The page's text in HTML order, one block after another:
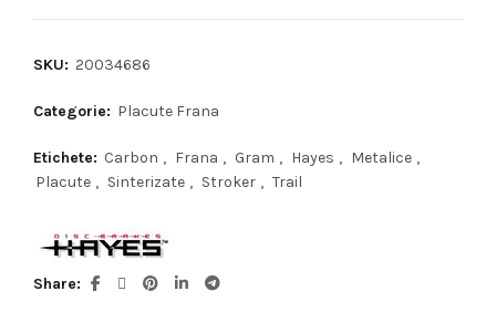
SKU: 20034686
Categorie: Placute Frana
Etichete: Carbon , Frana , Gram , Hayes , Metalice ,
Placute , Sinterizate , Stroker , Trail
Share